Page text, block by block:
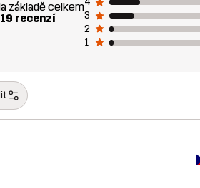
základě celkem
recenzí
3
2
1